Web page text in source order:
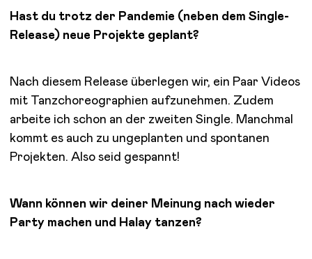
Hast du trotz der Pandemie (neben dem Single-
Release) neue Projekte geplant?
Nach diesem Release überlegen wir, ein Paar Videos
mit Tanzchoreographien aufzunehmen. Zudem
arbeite ich schon an der zweiten Single. Manchmal
kommt es auch zu ungeplanten und spontanen
Projekten. Also seid gespannt!
Wann können wir deiner Meinung nach wieder
Party machen und Halay tanzen?